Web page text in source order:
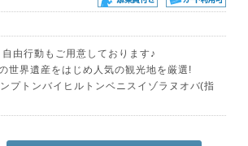
由行動もご用意しております♪
世界遺産をはじめ人気の観光地を厳選!
プトンバイヒルトンベニスイゾラヌオバ(指